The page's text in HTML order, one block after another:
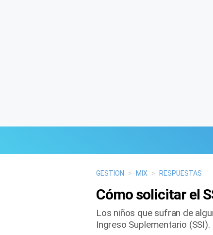
GESTION > MIX > RESPUESTAS
Cómo solicitar el
Los niños que sufran de
Ingreso Suplementario (SSI).